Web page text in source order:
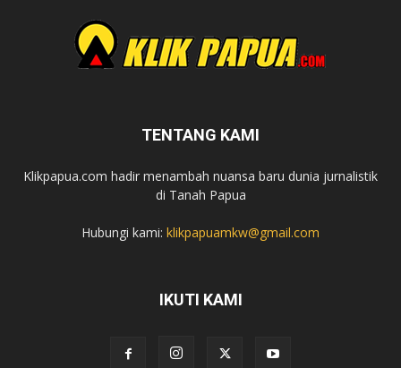
TENTANG KAMI
Klikpapua.com hadir menambah nuansa baru dunia jurnalistik
di Tanah Papua
Hubungi kami: klikpapuamkw@gmail.com
IKUTI KAMI